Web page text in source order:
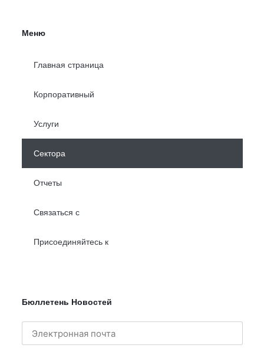
Меню
Главная страница
Корпоративный
Услуги
Сектора
Отчеты
Связаться с
Присоединяйтесь к
Бюллетень Новостей